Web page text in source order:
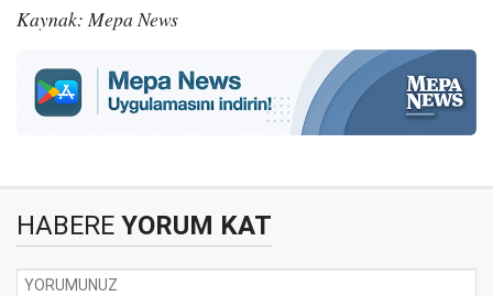
Kaynak: Mepa News
HABERE YORUM KAT